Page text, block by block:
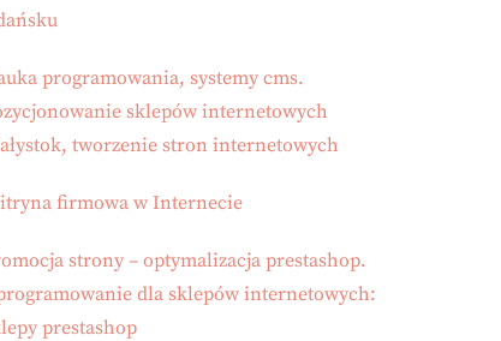
programowania, systemy cms.
sklepów internetowych
tworzenie stron internetowych
firmowa w Internecie
strony – optymalizacja prestashop.
dla sklepów internetowych:
prestashop